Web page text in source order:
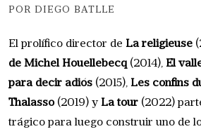
POR DIEGO BATLLE
El prolífico director de La religieuse
de Michel Houellebecq (2014), El
para decir adiós (2015), Les confins
Thalasso(2019) y La tour (2022)
trágico para luego construir uno de